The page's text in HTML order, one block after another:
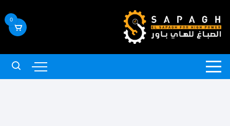
إلى
المحتوى
0